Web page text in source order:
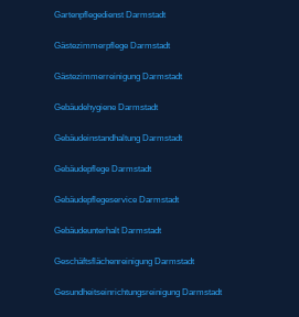
Gartenpflegedienst Darmstadt
Gästezimmerpflege Darmstadt
Gästezimmerreinigung Darmstadt
Gebäudehygiene Darmstadt
Gebäudeinstandhaltung Darmstadt
Gebäudepflege Darmstadt
Gebäudepflegeservice Darmstadt
Gebäudeunterhalt Darmstadt
Geschäftsflächenreinigung Darmstadt
Gesundheitseinrichtungsreinigung Darmstadt